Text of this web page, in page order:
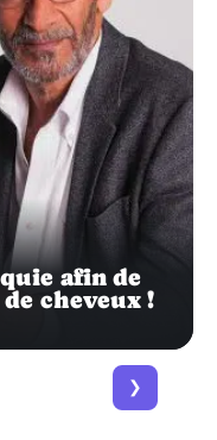
afin de
cheveux !